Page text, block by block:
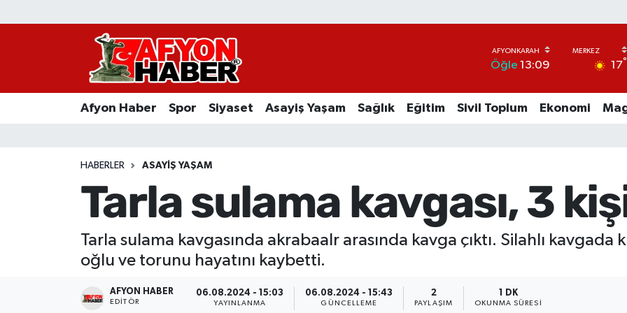
Öğle 13:09 17°
Afyon Haber Spor Siyaset Asayiş Yaşam Sağlık Eğitim Sivil Toplum Ekonomi
HABERLER ASAYIŞ YAŞAM
Tarla sulama kavgası, 3
Tarla sulama kavgasında akrabaalr arasında kavga çıktı. Silahlı
oğlu ve torunu hayatını kaybetti.
AFYON HABER
EDITÖR
06.08.2024 - 15:03
YAYINLANMA
06.08.2024 - 15:43
GÜNCELLEME
2
PAYLAŞIM
1 DK
OKUNMA SÜRESI
Afyon Haber
Asayiş Yaşam
Sivil Toplum
Ekonomi